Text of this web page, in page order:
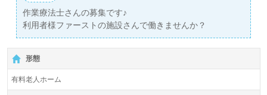
作業療法士さんの募集です♪
利用者様ファーストの施設さんで働きませんか？
形態
有料老人ホーム